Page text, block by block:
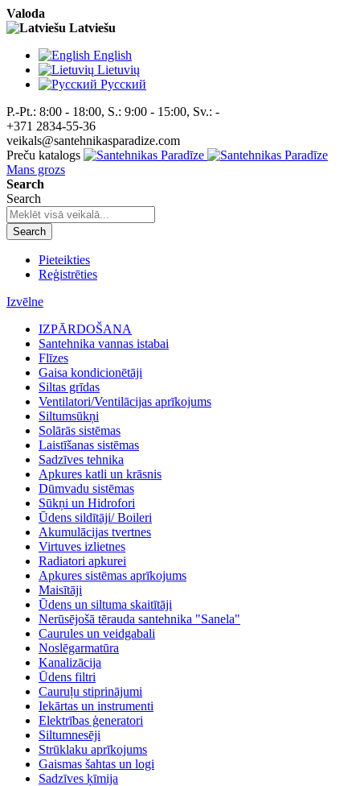
Valoda
Latviešu
English
Lietuvių
Pусский
P.-Pt.: 8:00 - 18:00, S.: 9:00 - 15:00, Sv.: -
+371 2834-55-36
veikals@santehnikasparadize.com
Preču katalogs
Mans grozs
Search
Search
Search
Pieteikties
Reģistrēties
Izvēlne
IZPĀRDOŠANA
Santehnika vannas istabai
Flīzes
Gaisa kondicionētāji
Siltas grīdas
Ventilatori/Ventilācijas aprīkojums
Siltumsūkņi
Solārās sistēmas
Laistīšanas sistēmas
Sadzīves tehnika
Apkures katli un krāsnis
Dūmvadu sistēmas
Sūkņi un Hidrofori
Ūdens sildītāji/ Boileri
Akumulācijas tvertnes
Virtuves izlietnes
Radiatori apkurei
Apkures sistēmas aprīkojums
Maisītāji
Ūdens un siltuma skaitītāji
Nerūsējošā tērauda santehnika "Sanela"
Caurules un veidgabali
Noslēgarmatūra
Kanalizācija
Ūdens filtri
Cauruļu stiprinājumi
Iekārtas un instrumenti
Elektrības ģeneratori
Siltumnesēji
Strūklaku aprīkojums
Gaismas šahtas un logi
Sadzīves ķīmija